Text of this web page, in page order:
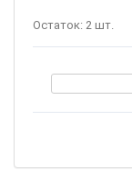
Остаток: 2 шт.